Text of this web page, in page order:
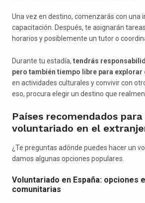
Una vez en destino, comenzarás con una
capacitación. Después, te asignarán
horarios y posiblemente un tutor o
Durante tu estadía, tendrás
pero también tiempo libre para explorar
en actividades culturales y convivir con
eso, procura elegir un destino que
Países recomendados
voluntariado en el
¿Te preguntas adónde puedes hacer un
damos algunas opciones populares.
Voluntariado en España: opciones
comunitarias